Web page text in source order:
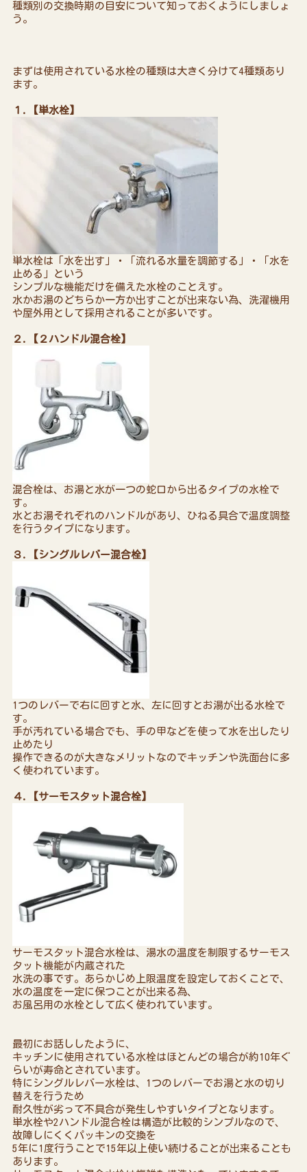
種類別の交換時期の目安について知っておくようにしましょ
う。
まずは使用されている水栓の種類は大きく分けて4種類あり
ます。
１.【単水栓】
単水栓は「水を出す」・「流れる水量を調節する」・「水を
止める」という
シンプルな機能だけを備えた水栓のことえす。
水かお湯のどちらか一方か出すことが出来ない為、洗濯機用
や屋外用として採用されることが多いです。
２.【２ハンドル混合栓】
混合栓は、お湯と水が一つの蛇口から出るタイプの水栓で
す。
水とお湯それぞれのハンドルがあり、ひねる具合で温度調整
を行うタイプになります。
３.【シングルレバー混合栓】
1つのレバーで右に回すと水、左に回すとお湯が出る水栓で
す。
手が汚れている場合でも、手の甲などを使って水を出したり
止めたり
操作できるのが大きなメリットなのでキッチンや洗面台に多
く使われています。
４.【サーモスタット混合栓】
サーモスタット混合水栓は、湯水の温度を制限するサーモス
タット機能が内蔵された
水洗の事です。あらかじめ上限温度を設定しておくことで、
水の温度を一定に保つことが出来る為、
お風呂用の水栓として広く使われています。
最初にお話ししたように、
キッチンに使用されている水栓はほとんどの場合が約10年ぐ
らいが寿命とされています。
特にシングルレバー水栓は、1つのレバーでお湯と水の切り
替えを行うため
耐久性が劣って不具合が発生しやすいタイプとなります。
単水栓や2ハンドル混合栓は構造が比較的シンプルなので、
故障しにくくパッキンの交換を
5年に1度行うことで15年以上使い続けることが出来ることも
あります。